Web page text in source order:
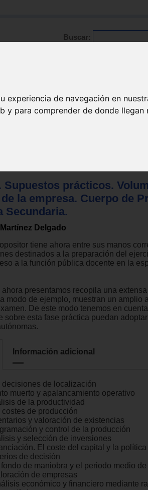
de navegación en
y para comprender de donde llegan
Buscar:
Supuestos prácticos.
la empresa. Cuerpo de
Secundaria.
Delgado
opositor tiene ahora entre sus manos
destinados a la preparación del
a la función pública docente en la
ahora presentamos recopila una
modo de ejemplo, muestran un amplio
De este modo tenemos en
sobre esta fase práctica puedan
Información adicional
decisiones de localización
muerto y apalancamiento operativo
de la productividad
de producción
y valoración de existencias
y control de la producción
y selección de inversiones
El coste del capital y la
de decisión
de maniobra y el periodo medio
de empresas
económico y financiero mediante